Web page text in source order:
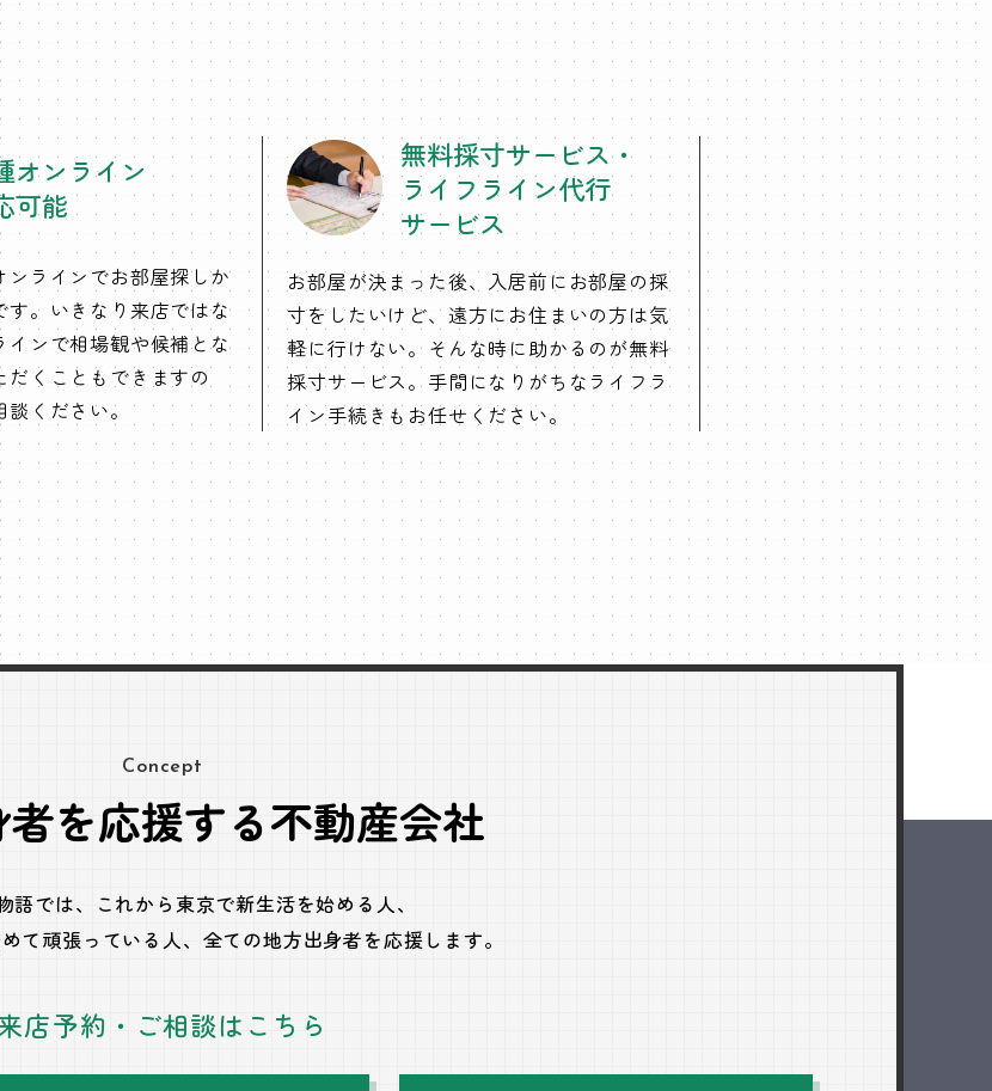
オンライン
可能
ンラインでお部屋探しか
す。いきなり来店ではな
インで相場観や候補とな
だくこともできますの
ください。
無料採寸サービス・
ライフライン代行
サービス
お部屋が決まった後、入居前にお部屋の採
寸をしたいけど、遠方にお住まいの方は気
軽に行けない。そんな時に助かるのが無料
採寸サービス。手間になりがちなライフラ
イン手続きもお任せください。
Concept
を応援する不動産会社
語では、
これから東京で新生活を始める人、
て頑張っている人、 全ての地方出身者を応援します。
店予約・ご相談はこちら